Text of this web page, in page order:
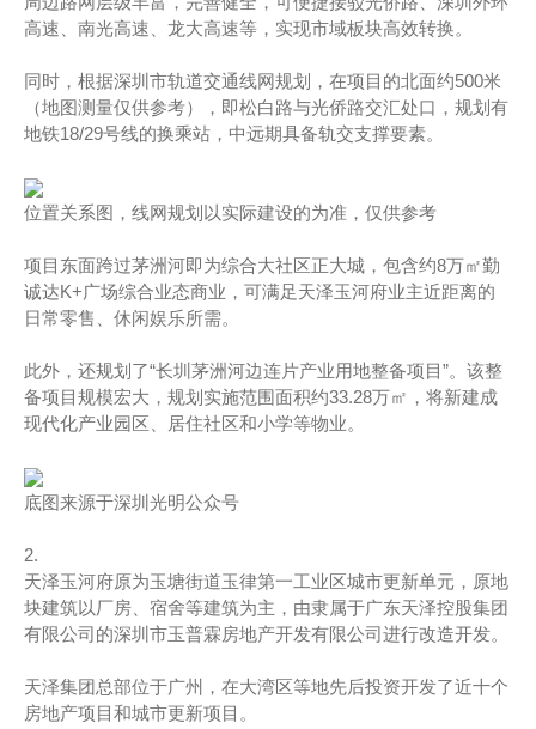
高速、南光高速、龙大高速等，实现市域板块高效转换。
同时，根据深圳市轨道交通线网规划，在项目的北面约500米
（地图测量仅供参考），即松白路与光侨路交汇处口，规划有
地铁18/29号线的换乘站，中远期具备轨交支撑要素。
位置关系图，线网规划以实际建设的为准，仅供参考
项目东面跨过茅洲河即为综合大社区正大城，包含约8万㎡勤
诚达K+广场综合业态商业，可满足天泽玉河府业主近距离的
日常零售、休闲娱乐所需。
此外，还规划了“长圳茅洲河边连片产业用地整备项目”。该整
备项目规模宏大，规划实施范围面积约33.28万㎡，将新建成
现代化产业园区、居住社区和小学等物业。
底图来源于深圳光明公众号
2.
天泽玉河府原为玉塘街道玉律第一工业区城市更新单元，原地
块建筑以厂房、宿舍等建筑为主，由隶属于广东天泽控股集团
有限公司的深圳市玉普霖房地产开发有限公司进行改造开发。
天泽集团总部位于广州，在大湾区等地先后投资开发了近十个
房地产项目和城市更新项目。